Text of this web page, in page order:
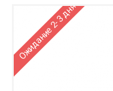
Ожидание 2-3 дня